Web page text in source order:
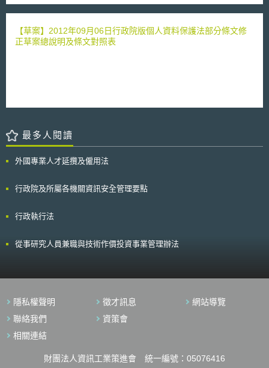
【草案】2012年09月06日行政院版個人資料保護法部分條文修
正草案總說明及條文對照表
最多人閱讀
外國專業人才延攬及僱用法
行政院及所屬各機關資訊安全管理要點
行政執行法
從事研究人員兼職與技術作價投資事業管理辦法
隱私權聲明 徵才訊息
網站導覽
聯絡我們
資策會
相關連結
財團法人資訊工業策進會 統一編號：05076416